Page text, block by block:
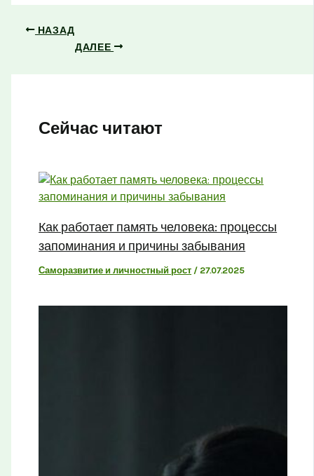
НАЗАД
ДАЛЕЕ
Сейчас читают
Как работает память человека: процессы
запоминания и причины забывания
Саморазвитие и личностный рост / 27.07.2025